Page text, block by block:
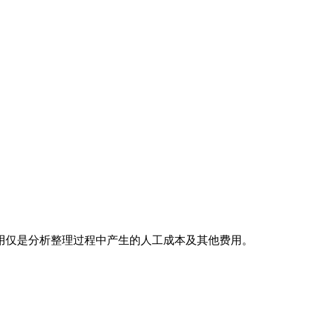
是分析整理过程中产生的人工成本及其他费用。